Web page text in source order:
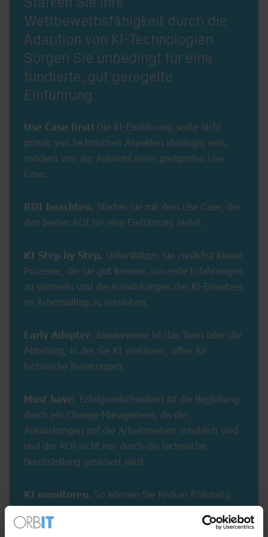
Wettbewerbsfähigkeit durch die
Adaption von KI-Technologien.
Sorgen Sie unbedingt für eine
fundierte, gut geregelte
Einführung.
Use Case first! Die KI-Einführung sollte nicht
primär von technischen Aspekten abhängig sein,
sondern von der Auswahl eines geeigneten Use
Case.
ROI beachten. Starten Sie mit dem Use Case, der
den besten ROI für eine Einführung bietet.
KI Step by Step. Unterstützen Sie zunächst kleine
Prozesse, die Sie gut kennen, um erste Erfahrungen
zu sammeln und die Auswirkungen des KI-Einsatzes
im Arbeitsalltag zu verstehen.
Early Adopter. Idealerweise ist das Team oder die
Abteilung, in der Sie KI einführen, offen für
technische Neuerungen.
Must have. Erfolgsentscheidend ist die Begleitung
durch ein Change-Management, da die
Auswirkungen auf die Arbeitsweisen erheblich sind
und der ROI nicht nur durch die technische
Bereitstellung gesichert wird.
KI monitoren. So können Sie Risiken frühzeitig
erkennen und rechtzeitig Anpassungen im Hinblick
auf Prompts oder Keywords vornehmen, die das